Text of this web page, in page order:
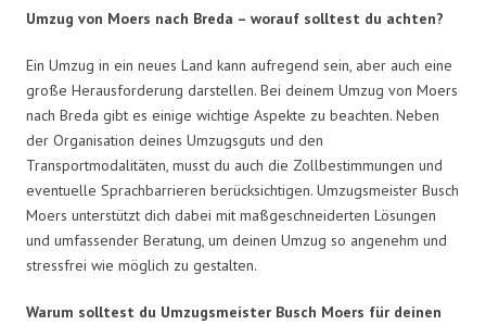
Umzug von Moers nach Breda – worauf solltest du achten?
Ein Umzug in ein neues Land kann aufregend sein, aber auch eine
große Herausforderung darstellen. Bei deinem Umzug von Moers
nach Breda gibt es einige wichtige Aspekte zu beachten. Neben
der Organisation deines Umzugsguts und den
Transportmodalitäten, musst du auch die Zollbestimmungen und
eventuelle Sprachbarrieren berücksichtigen. Umzugsmeister Busch
Moers unterstützt dich dabei mit maßgeschneiderten Lösungen
und umfassender Beratung, um deinen Umzug so angenehm und
stressfrei wie möglich zu gestalten.
Warum solltest du Umzugsmeister Busch Moers für deinen